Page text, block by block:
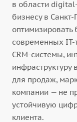
в области
бизнесу в
оптимизировать
современных
CRM-системы,
для продаж,
компании — не
устойчивую
клиента.